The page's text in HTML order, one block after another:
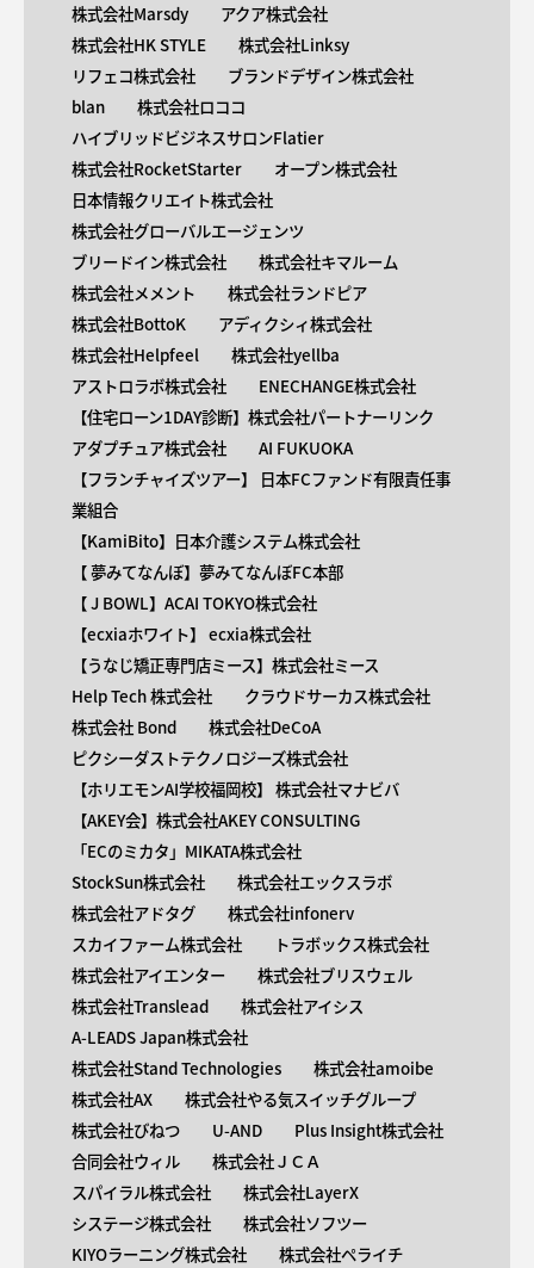
株式会社Marsdy
アクア株式会社
株式会社HK STYLE
株式会社Linksy
リフェコ株式会社
ブランドデザイン株式会社
blan
株式会社ロココ
ハイブリッドビジネスサロンFlatier
株式会社RocketStarter
オープン株式会社
日本情報クリエイト株式会社
株式会社グローバルエージェンツ
ブリードイン株式会社
株式会社キマルーム
株式会社メメント
株式会社ランドピア
株式会社BottoK
アディクシィ株式会社
株式会社Helpfeel
株式会社yellba
アストロラボ株式会社
ENECHANGE株式会社
【住宅ローン1DAY診断】株式会社パートナーリンク
アダプチュア株式会社
AI FUKUOKA
【​フランチャイズツアー】 日本FCファンド有限責任事
業組合
【KamiBito​】日本介護システム株式会社
【 ​夢みてなんぼ】夢みてなんぼFC本部
【 ​J BOWL】ACAI TOKYO株式会社
【​ecxiaホワイト】 ecxia株式会社
【​うなじ矯正専門店ミース】株式会社ミース
Help Tech 株式会社
クラウドサーカス株式会社
株式会社 Bond
株式会社DeCoA
ピクシーダストテクノロジーズ株式会社
【ホリエモンAI学校福岡校】 株式会社マナビバ
【AKEY会】株式会社AKEY CONSULTING
「ECのミカタ」MIKATA株式会社
StockSun株式会社
株式会社エックスラボ
株式会社アドタグ
株式会社infonerv
スカイファーム株式会社
トラボックス株式会社
株式会社アイエンター
株式会社ブリスウェル
株式会社Translead
株式会社アイシス
A-LEADS Japan株式会社
株式会社Stand Technologies
株式会社amoibe
株式会社AX
株式会社やる気スイッチグループ
株式会社びねつ
U-AND
Plus Insight株式会社
合同会社ウィル
株式会社ＪＣＡ
スパイラル株式会社
株式会社LayerX
システージ株式会社
株式会社ソフツー
KIYOラーニング株式会社
株式会社ペライチ